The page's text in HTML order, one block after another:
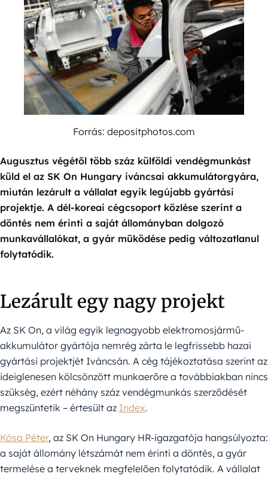
Forrás: depositphotos.com
Augusztus végétől több száz külföldi vendégmunkást
küld el az SK On Hungary iváncsai akkumulátorgyára,
miután lezárult a vállalat egyik legújabb gyártási
projektje. A dél-koreai cégcsoport közlése szerint a
döntés nem érinti a saját állományban dolgozó
munkavállalókat, a gyár működése pedig változatlanul
folytatódik.
Lezárult egy nagy projekt
Az SK On, a világ egyik legnagyobb elektromosjármű-
akkumulátor gyártója nemrég zárta le legfrissebb hazai
gyártási projektjét Iváncsán. A cég tájékoztatása szerint az
ideiglenesen kölcsönzött munkaerőre a továbbiakban nincs
szükség, ezért néhány száz vendégmunkás szerződését
megszüntetik – értesült az Index.
Kósa Péter, az SK On Hungary HR-igazgatója hangsúlyozta:
a saját állomány létszámát nem érinti a döntés, a gyár
termelése a terveknek megfelelően folytatódik. A vállalat